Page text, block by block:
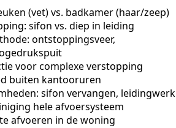
(vet) vs. badkamer (haar/zeep)
sifon vs. diep in leiding
ontstoppingsveer,
voor complexe verstopping
buiten kantooruren
sifon vervangen, leidingwerk
hele afvoersysteem
afvoeren in de woning